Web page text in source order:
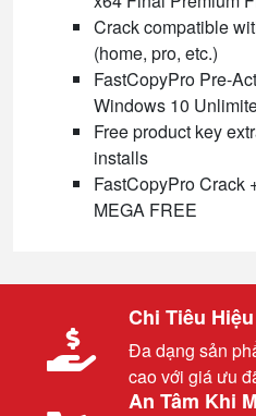
Crack compatible
(home, pro, etc.)
FastCopyPro Pre-
Windows 10
Free product key
installs
FastCopyPro Crack
MEGA FREE
Chi Tiêu
Đa dạng sản
cao với giá ưu
An Tâm Khi